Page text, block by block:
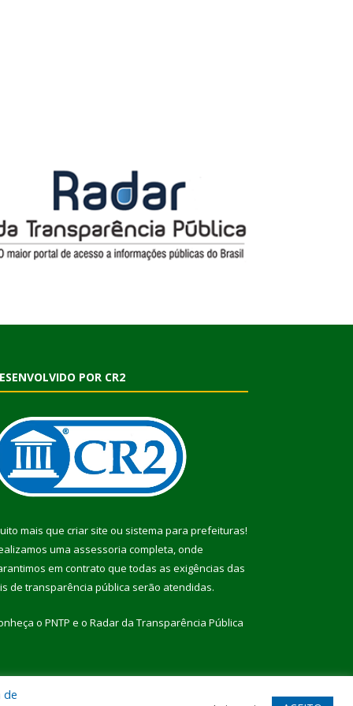
POR CR2
mais que criar site ou sistema para prefeituras!
uma assessoria completa, onde
em contrato que todas as exigências das
de transparência pública serão atendidas.
o PNTP e o Radar da Transparência Pública
de